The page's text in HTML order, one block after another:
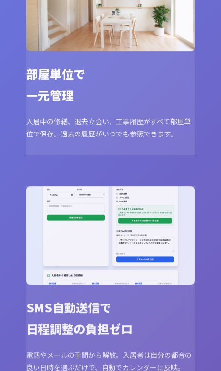
部屋単位で
一元管理
入居中の修繕、退去立会い、工事履歴がすべて部屋単
位で保存。過去の履歴がいつでも参照できます。
SMS自動送信で
日程調整の負担ゼロ
電話やメールの手間から解放。入居者は自分の都合の
良い日時を選ぶだけで、自動でカレンダーに反映。